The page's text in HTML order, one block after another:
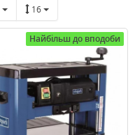
16
Найбільш до вподоби